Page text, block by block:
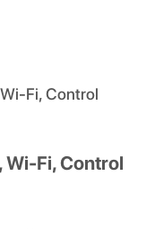
Fi, Control
Wi-Fi, Control